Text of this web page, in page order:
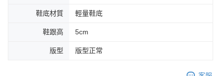
鞋底材質 輕量鞋底
鞋跟高 5cm
版型 版型正常